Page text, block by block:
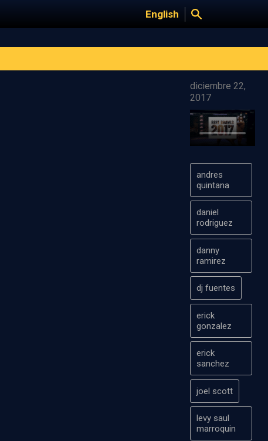
English
diciembre 22,
2017
andres
quintana
daniel
rodriguez
danny
ramirez
dj fuentes
erick
gonzalez
erick
sanchez
joel scott
levy saul
marroquin